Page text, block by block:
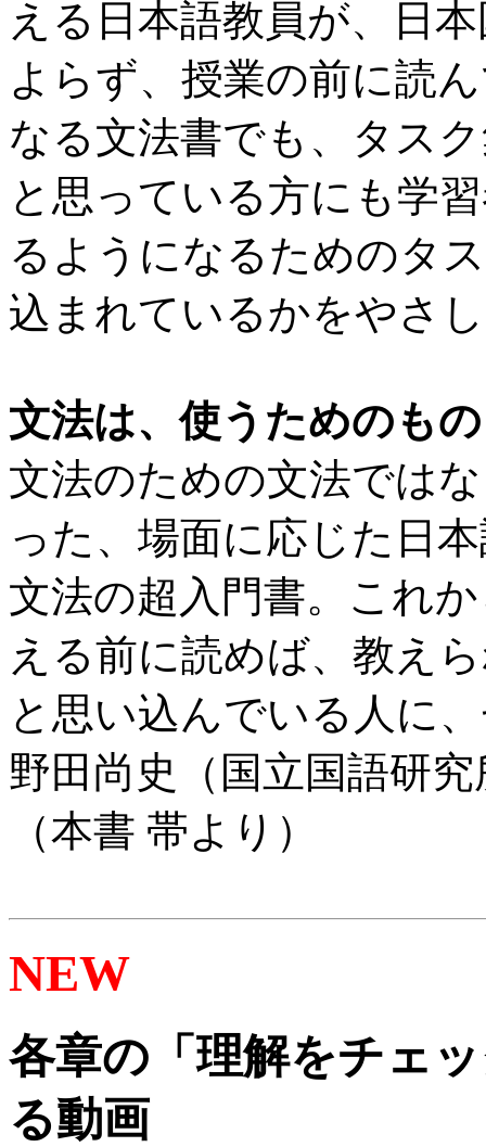
える日本語教員が、日
よらず、授業の前に読
なる文法書でも、タス
と思っている方にも学
るようになるためのタ
込まれているかをやさ
文法は、使うためのもの
文法のための文法では
った、場面に応じた日
文法の超入門書。これ
える前に読めば、教え
と思い込んでいる人に
野田尚史（国立国語研
（本書 帯より）
NEW
各章の「理解をチェ
る動画